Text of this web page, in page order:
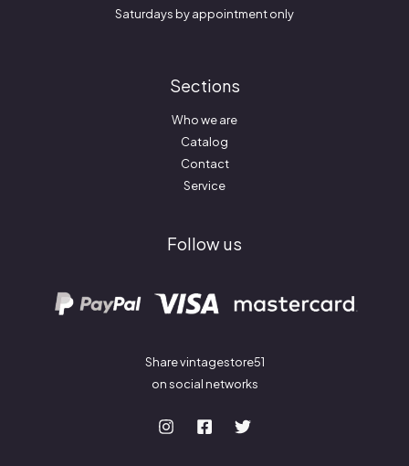
Saturdays by appointment only
Sections
Who we are
Catalog
Contact
Service
Follow us
Share vintagestore51
on social networks